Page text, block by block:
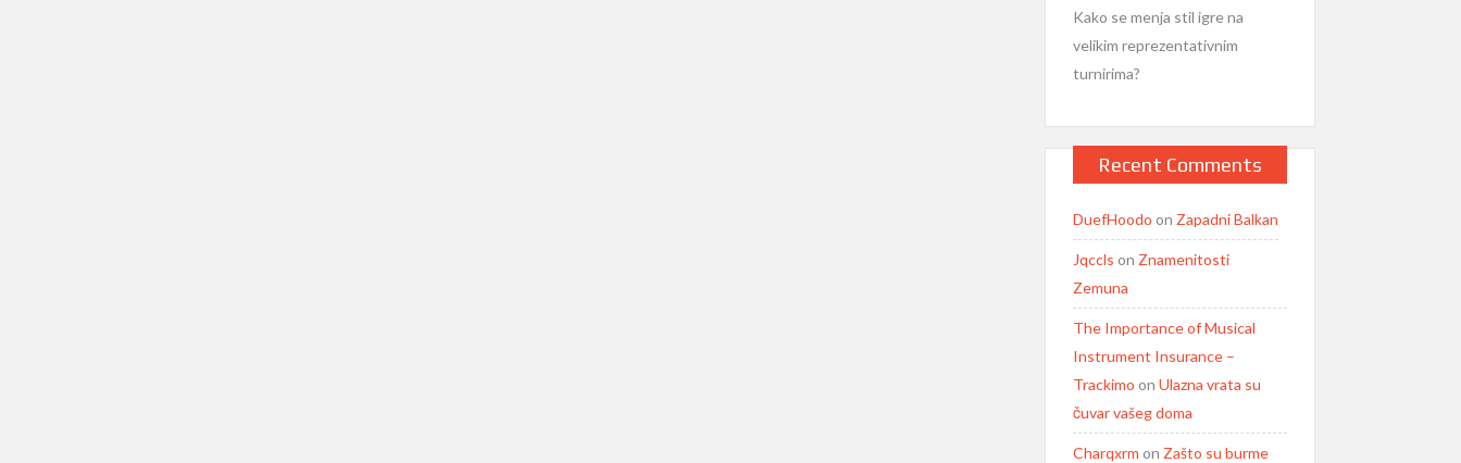
Kako se menja stil igre na
velikim reprezentativnim
turnirima?
Recent Comments
DuefHoodo on Zapadni Balkan
Jqccls on Znamenitosti
Zemuna
The Importance of Musical
Instrument Insurance –
Trackimo on Ulazna vrata su
čuvar vašeg doma
Charqxrm on Zašto su burme